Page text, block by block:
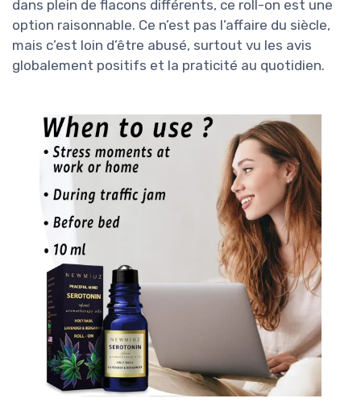
dans plein de flacons différents, ce roll-on est une
option raisonnable. Ce n’est pas l’affaire du siècle,
mais c’est loin d’être abusé, surtout vu les avis
globalement positifs et la praticité au quotidien.